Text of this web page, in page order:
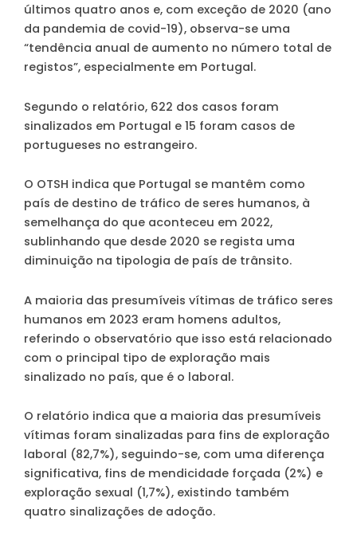
últimos quatro anos e, com exceção de 2020 (ano
da pandemia de covid-19), observa-se uma
“tendência anual de aumento no número total de
registos”, especialmente em Portugal.
Segundo o relatório, 622 dos casos foram
sinalizados em Portugal e 15 foram casos de
portugueses no estrangeiro.
O OTSH indica que Portugal se mantêm como
país de destino de tráfico de seres humanos, à
semelhança do que aconteceu em 2022,
sublinhando que desde 2020 se regista uma
diminuição na tipologia de país de trânsito.
A maioria das presumíveis vítimas de tráfico seres
humanos em 2023 eram homens adultos,
referindo o observatório que isso está relacionado
com o principal tipo de exploração mais
sinalizado no país, que é o laboral.
O relatório indica que a maioria das presumíveis
vítimas foram sinalizadas para fins de exploração
laboral (82,7%), seguindo-se, com uma diferença
significativa, fins de mendicidade forçada (2%) e
exploração sexual (1,7%), existindo também
quatro sinalizações de adoção.